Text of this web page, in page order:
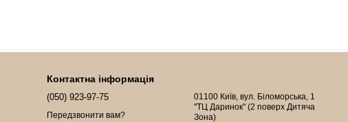
Контактна інформація
(050) 923-97-75
Передзвонити вам?
01100 Київ, вул. Біломорська, 1
"ТЦ Даринок" (2 поверх Дитяча
Зона)